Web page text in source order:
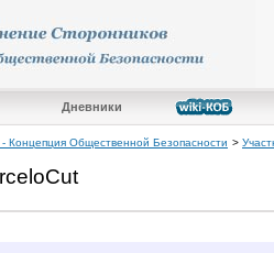
Дневники
Концепция Общественной Безопасности >